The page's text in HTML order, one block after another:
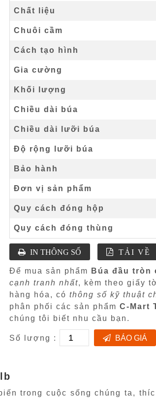
Chất liệu
Chuôi cầm
Cách tạo hình
Gia cường
Khối lượng
Chiều dài búa
Chiều dài lưỡi búa
Độ rộng lưỡi búa
Bảo hành
Đơn vị sản phẩm
Quy cách đóng hộp
Quy cách đóng thùng
IN THÔNG SỐ TẢI VỀ
Để mua sản phẩm
Búa đầu tròn
cạnh tranh nhất, kèm theo giấy
hàng hóa, cóthông số kỹ thuật
phân phối các sản phẩmC-Mart
chúng tôi biết nhu cầu bạn.
Số lượng : BÁO GIÁ
trong cuộc sống chúng ta,